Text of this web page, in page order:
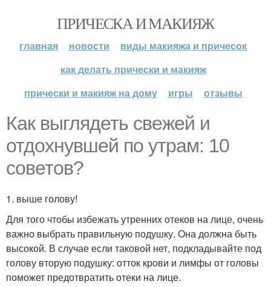
ПРИЧЕСКА И МАКИЯЖ
главная новости
виды макияжа и причесок
как делать прически и макияж
прически и макияж на дому
игры отзывы
Как выглядеть свежей и
отдохнувшей по утрам: 10
советов?
1. выше голову!
Для того чтобы избежать утренних отеков на лице, очень
важно выбрать правильную подушку. Она должна быть
высокой. В случае если таковой нет, подкладывайте под
голову вторую подушку: отток крови и лимфы от головы
поможет предотвратить отеки на лице.